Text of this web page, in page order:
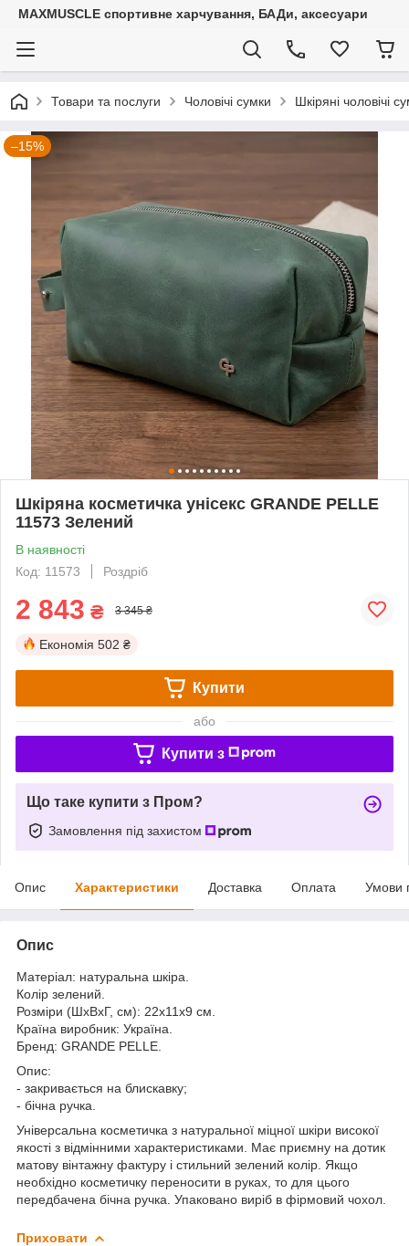
MAXMUSCLE спортивне харчування, БАДи, аксесуари
Товари та послуги Чоловічі сумки Шкіряні чоловічі
–15%
Шкіряна косметичка унісекс GRANDE PELLE
11573 Зелений
В наявності
Код: 11573
Роздріб
2 843 ₴ 3 345 ₴
Економія 502 ₴
Купити
або
Купити з
Що таке купити з Пром?
Замовлення під захистом
Опис Характеристики Доставка Оплата Умови
Опис
Матеріал: натуральна шкіра.
Колір зелений.
Розміри (ШхВхГ, см): 22х11х9 см.
Країна виробник: Україна.
Бренд: GRANDE PELLE.
Опис:
- закривається на блискавку;
- бічна ручка.
Універсальна косметичка з натуральної міцної шкіри високої
якості з відмінними характеристиками. Має приємну на дотик
матову вінтажну фактуру і стильний зелений колір. Якщо
необхідно косметичку переносити в руках, то для цього
передбачена бічна ручка. Упаковано виріб в фірмовий чохол.
Приховати